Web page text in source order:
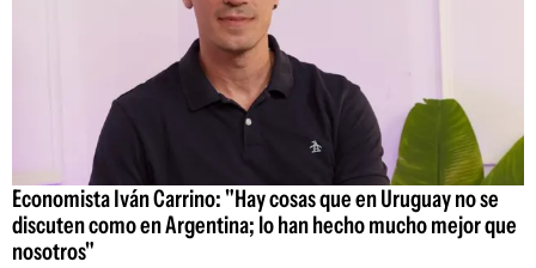
Economista Iván Carrino: "Hay cosas que en Uruguay no se
discuten como en Argentina; lo han hecho mucho mejor que
nosotros"